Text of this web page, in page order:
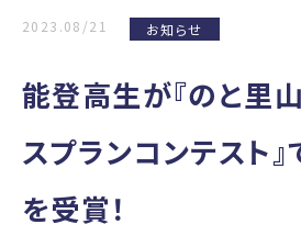
2023.08/21 お知らせ
能登高生が『のと里
スプランコンテスト
を受賞！